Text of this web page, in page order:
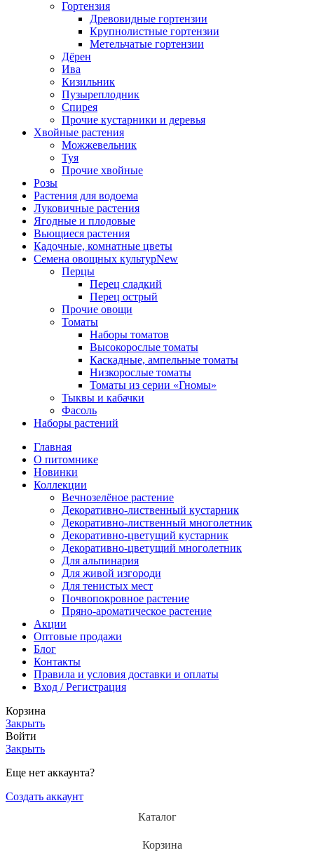
Гортензия
Древовидные гортензии
Крупнолистные гортензии
Метельчатые гортензии
Дёрен
Ива
Кизильник
Пузыреплодник
Спирея
Прочие кустарники и деревья
Хвойные растения
Можжевельник
Туя
Прочие хвойные
Розы
Растения для водоема
Луковичные растения
Ягодные и плодовые
Вьющиеся растения
Кадочные, комнатные цветы
Семена овощных культурNew
Перцы
Перец сладкий
Перец острый
Прочие овощи
Томаты
Наборы томатов
Высокорослые томаты
Каскадные, ампельные томаты
Низкорослые томаты
Томаты из серии «Гномы»
Тыквы и кабачки
Фасоль
Наборы растений
Главная
О питомнике
Новинки
Коллекции
Вечнозелёное растение
Декоративно-лиственный кустарник
Декоративно-лиственный многолетник
Декоративно-цветущий кустарник
Декоративно-цветущий многолетник
Для альпинария
Для живой изгороди
Для тенистых мест
Почвопокровное растение
Пряно-ароматическое растение
Акции
Оптовые продажи
Блог
Контакты
Правила и условия доставки и оплаты
Вход / Регистрация
Корзина
Закрыть
Войти
Закрыть
Еще нет аккаунта?
Создать аккаунт
Каталог
Корзина